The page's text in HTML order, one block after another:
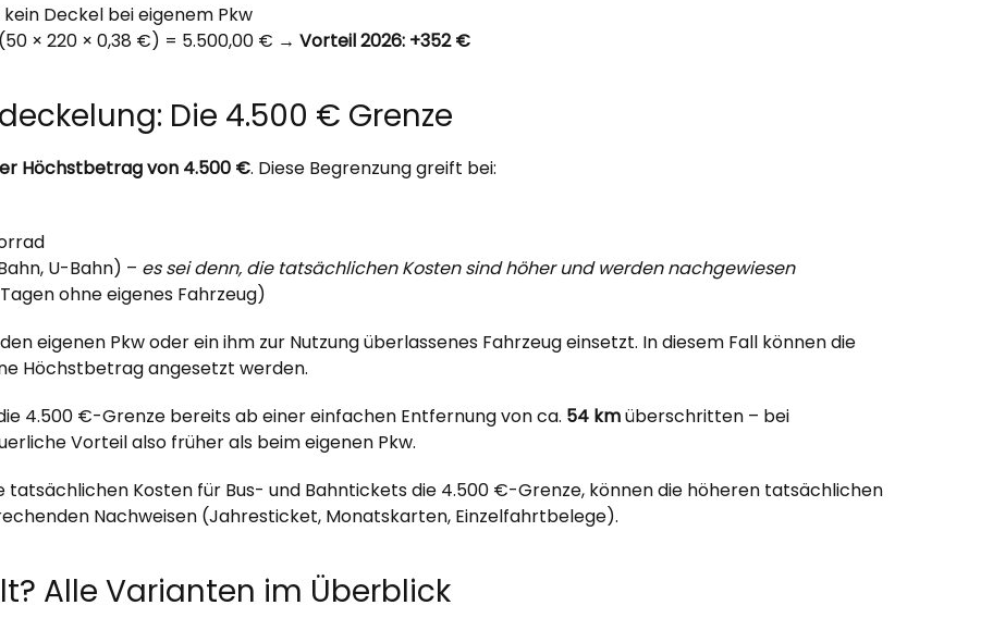
Deckel bei eigenem Pkw
× 220 × 0,38 €) = 5.500,00 € → Vorteil 2026: +352 €
Die 4.500 € Grenze
Höchstbetrag von 4.500 €. Diese Begrenzung greift bei:
U-Bahn) – es sei denn, die tatsächlichen Kosten sind höher und werden nachgewiesen
ohne eigenes Fahrzeug)
eigenen Pkw oder ein ihm zur Nutzung überlassenes Fahrzeug einsetzt. In diesem Fall können die
Höchstbetrag angesetzt werden.
4.500 €-Grenze bereits ab einer einfachen Entfernung von ca. 54 kmüberschritten – bei
Vorteil also früher als beim eigenen Pkw.
tatsächlichen Kosten für Bus- und Bahntickets die 4.500 €-Grenze, können die höheren tatsächlichen
Nachweisen (Jahresticket, Monatskarten, Einzelfahrtbelege).
Alle Varianten im Überblick